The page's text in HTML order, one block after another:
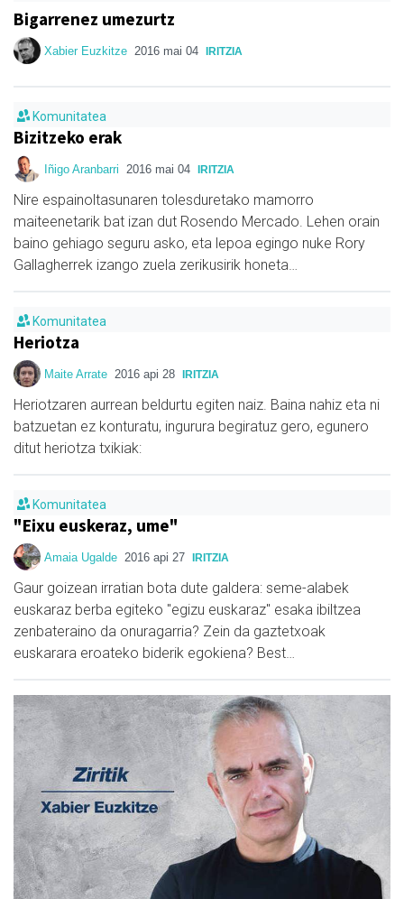
Bigarrenez umezurtz
Xabier Euzkitze 2016 mai 04 IRITZIA
Komunitatea
Bizitzeko erak
Iñigo Aranbarri 2016 mai 04 IRITZIA
Nire espainoltasunaren tolesduretako mamorro
maiteenetarik bat izan dut Rosendo Mercado. Lehen orain
baino gehiago seguru asko, eta lepoa egingo nuke Rory
Gallagherrek izango zuela zerikusirik honeta…
Komunitatea
Heriotza
Maite Arrate 2016 api 28 IRITZIA
Heriotzaren aurrean beldurtu egiten naiz. Baina nahiz eta ni
batzuetan ez konturatu, ingurura begiratuz gero, egunero
ditut heriotza txikiak:
Komunitatea
"Eixu euskeraz, ume"
Amaia Ugalde 2016 api 27 IRITZIA
Gaur goizean irratian bota dute galdera: seme-alabek
euskaraz berba egiteko "egizu euskaraz" esaka ibiltzea
zenbateraino da onuragarria? Zein da gaztetxoak
euskarara eroateko biderik egokiena? Best…